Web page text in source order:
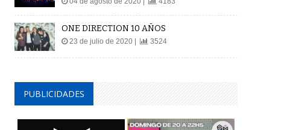
ONE DIRECTION 10 AÑOS
23 de julio de 2020 | 3524
PUBLICIDADES